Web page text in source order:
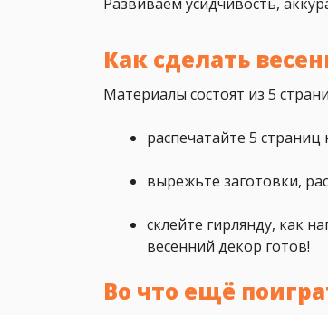
Как сделать
Материалы состоят из 5
распечатайте 5
вырежьте заготовки,
склейте гирлянду, как
весенний декор готов!
Во что ещё